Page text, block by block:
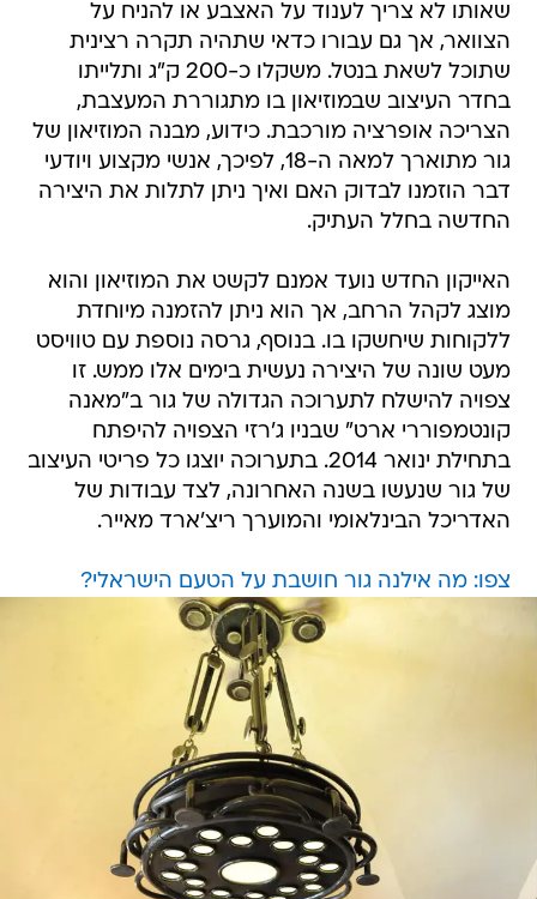
שאותו לא צריך לענוד על האצבע או להניח על
הצוואר, אך גם עבורו כדאי שתהיה תקרה רצינית
שתוכל לשאת בנטל. משקלו כ-200 ק"ג ותלייתו
בחדר העיצוב שבמוזיאון בו מתגוררת המעצבת,
הצריכה אופרציה מורכבת. כידוע, מבנה המוזיאון של
גור מתוארך למאה ה-18, לפיכך, אנשי מקצוע ויודעי
דבר הוזמנו לבדוק האם ואיך ניתן לתלות את היצירה
החדשה בחלל העתיק.
האייקון החדש נועד אמנם לקשט את המוזיאון והוא
מוצג לקהל הרחב, אך הוא ניתן להזמנה מיוחדת
ללקוחות שיחשקו בו. בנוסף, גרסה נוספת עם טוויסט
מעט שונה של היצירה נעשית בימים אלו ממש. זו
צפויה להישלח לתערוכה הגדולה של גור ב"מאנה
קונטמפוררי ארט" שבניו ג'רזי הצפויה להיפתח
בתחילת ינואר 2014. בתערוכה יוצגו כל פריטי העיצוב
של גור שנעשו בשנה האחרונה, לצד עבודות של
האדריכל הבינלאומי והמוערך ריצ'ארד מאייר.
צפו: מה אילנה גור חושבת על הטעם הישראלי?